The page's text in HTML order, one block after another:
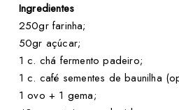
Ingredientes
250gr farinha;
50gr açúcar;
1 c. chá fermento padeiro;
1 c. café sementes de baunilha
1 ovo + 1 gema;